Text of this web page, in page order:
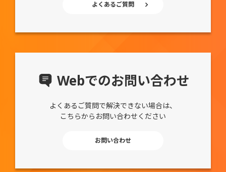
よくあるご質問
Webでのお問い合わせ
よくあるご質問で解決できない場合は、
こちらからお問い合わせください
お問い合わせ